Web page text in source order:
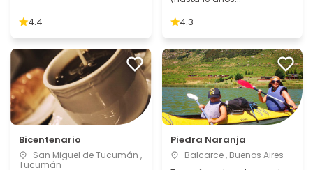
4.4 4.3
Bicentenario
San Miguel de Tucumán ,
Tucumán
Piedra Naranja
Balcarce , Buenos Aires